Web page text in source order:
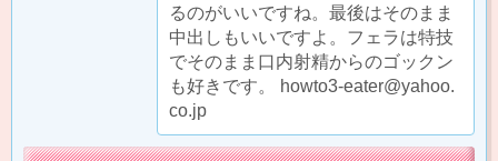
るのがいいですね。最後はそのまま
中出しもいいですよ。フェラは特技
でそのまま口内射精からのゴックン
も好きです。 howto3-eater@yahoo.
co.jp